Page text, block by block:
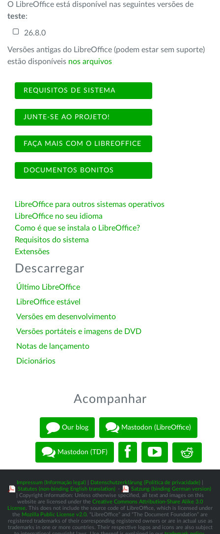
O LibreOffice está disponível nas seguintes versões de
teste:
26.8.0
Versões antigas do LibreOffice (podem estar sem suporte)
estão disponíveis nos arquivos
REQUISITOS DE SISTEMA
JUNTE-SE AO PROJETO!
FAÇA MAIS COM O LIBREOFFICE
DOCUMENTOS BONITOS
LibreOffice para outros sistemas operativos
LibreOffice no seu idioma
Como é que se instala o LibreOffice?
Requisitos do sistema
Extensões
Descarregar
Último LibreOffice
LibreOffice estável
Versões em desenvolvimento
Versões portáteis e imagens de DVD
Notas de lançamento
Dicionários
Acompanhar
Our blog Mastodon (LibreOffice)
Mastodon (TDF)
Impressum (Informação legal) Datenschutzerklärung (Política de privacidade)
Statutes (non-binding English translation) -
Satzung (binding German version)
| Copyright information: Unless otherwise specified, all text and images on this
website are licensed under the Creative Commons Attribution-Share Alike 3.0
License . This does not include the source code of LibreOffice, which is licensed under
the Mozilla Public License v2.0 . “LibreOffice” and “The Document Foundation” are
registered trademarks of their corresponding registered owners or are in actual use as
trademarks in one or more countries. Their respective logos and icons are also subject